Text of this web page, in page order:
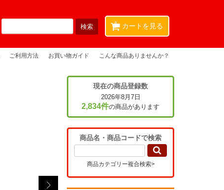
カートを見る
0
ご利用方法 お買い物ガイド こんな商品ありませんか？
現在の商品登録数
2026年8月7日
2,834件の商品があります
商品名・商品コードで検索
商品カテゴリー複合検索>